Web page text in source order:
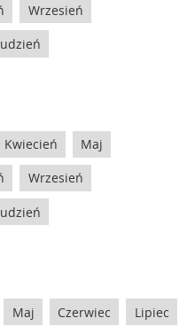
Wrzesień
Kwiecień Maj
Wrzesień
Maj Czerwiec Lipiec